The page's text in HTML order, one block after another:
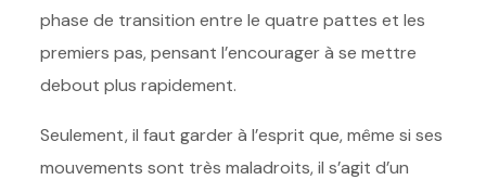
phase de transition entre le quatre pattes et les
premiers pas, pensant l’encourager à se mettre
debout plus rapidement.
Seulement, il faut garder à l’esprit que, même si ses
mouvements sont très maladroits, il s’agit d’un